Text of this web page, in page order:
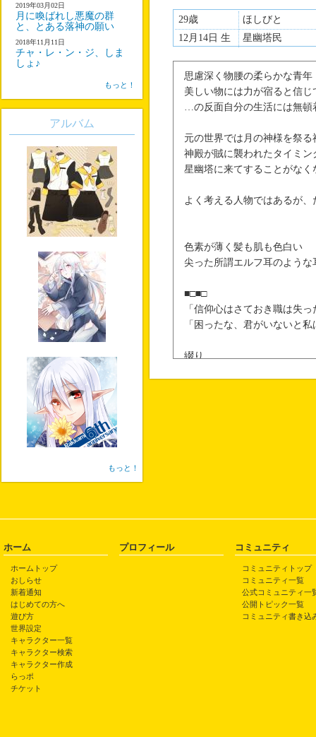
29歳
ほしびと
12月14日 生
星幽塔民
思慮深く物腰の柔らかな青年
美しい物には力が宿ると信
…の反面自分の生活には無頓
元の世界では月の神様を祭
神殿が賊に襲われたタイミン
星幽塔に来てすることがな
よく考える人物ではあるが
色素が薄く髪も肌も色白い
尖った所謂エルフ耳のような
■□■□
「信仰心はさておき職は失
「困ったな、君がいないと
綴り
2019年03月02日
月に喚ばれし悪魔の群
と、とある落神の願い
2018年11月11日
チャ・レ・ン・ジ、しま
しょ♪
もっと！
アルバム
もっと！
ホーム
ホームトップ
おしらせ
新着通知
はじめての方へ
遊び方
世界設定
キャラクター一覧
キャラクター検索
キャラクター作成
らっポ
チケット
プロフィール コミュニティ
コミュニティトップ
コミュニティ一覧
公式コミュニティ一
公開トピック一覧
コミュニティ書き込